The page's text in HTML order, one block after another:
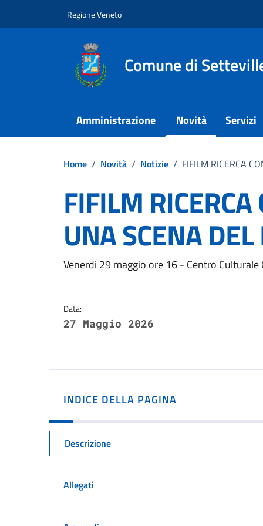
Regione Veneto
Comune di
Amministrazione Novità Servizi
Home / Novità / Notizie / FIFILM RICERCA
FIFILM
UNA SCENA
Dettagli della
Venerdi 29 maggio ore 16 - Centro Culturale
Data:
27 Maggio 2026
INDICE DELLA PAGINA
Descrizione
Allegati